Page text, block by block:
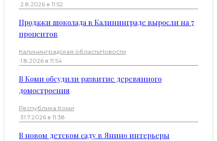
·2.8.2026 в 11:52
Продажи шоколада в Калининграде выросли на 7
процентов
Калининградская областьНовости
·1.8.2026 в 11:54
В Коми обсудили развитие деревянного
домостроения
Республика Коми
·31.7.2026 в 11:38
В новом детском саду в Янино интерьеры